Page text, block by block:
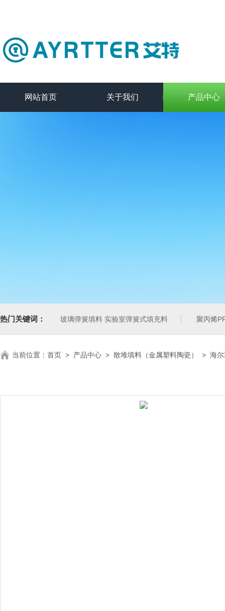
网站首页 关于我们 产品中心
热门关键词： 玻璃弹簧填料 实验室弹簧式填充料 聚丙烯
当前位置： 首页 > 产品中心 > 散堆填料（金属塑料陶瓷） > 海